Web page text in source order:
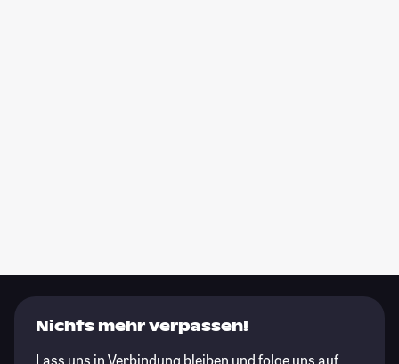
Nichts mehr verpassen!
Lass uns in Verbindung bleiben und folge uns auf